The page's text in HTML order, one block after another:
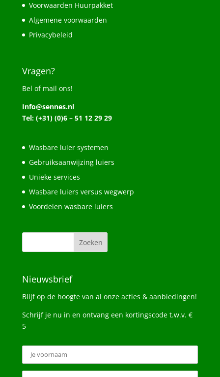
Voorwaarden Huurpakket
Algemene voorwaarden
Privacybeleid
Vragen?
Bel of mail ons!
Info@sennes.nl
Tel: (+31) (0)6 – 51 12 29 29
Wasbare luier systemen
Gebruiksaanwijzing luiers
Unieke services
Wasbare luiers versus wegwerp
Voordelen wasbare luiers
Nieuwsbrief
Blijf op de hoogte van al onze acties & aanbiedingen!
Schrijf je nu in en ontvang een kortingscode t.w.v. €
5